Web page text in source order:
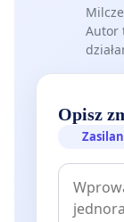
Autor
Opisz